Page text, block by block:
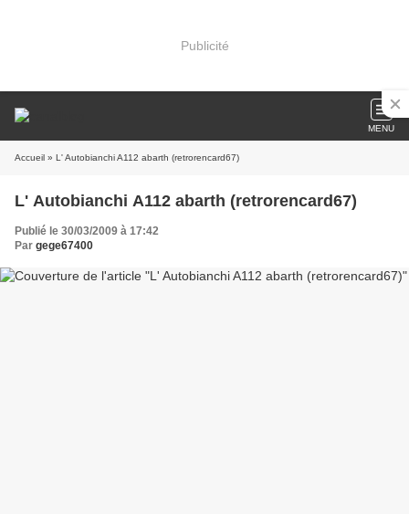
Publicité
MENU
Accueil » L' Autobianchi A112 abarth (retrorencard67)
L' Autobianchi A112 abarth (retrorencard67)
Publié le 30/03/2009 à 17:42
Par gege67400